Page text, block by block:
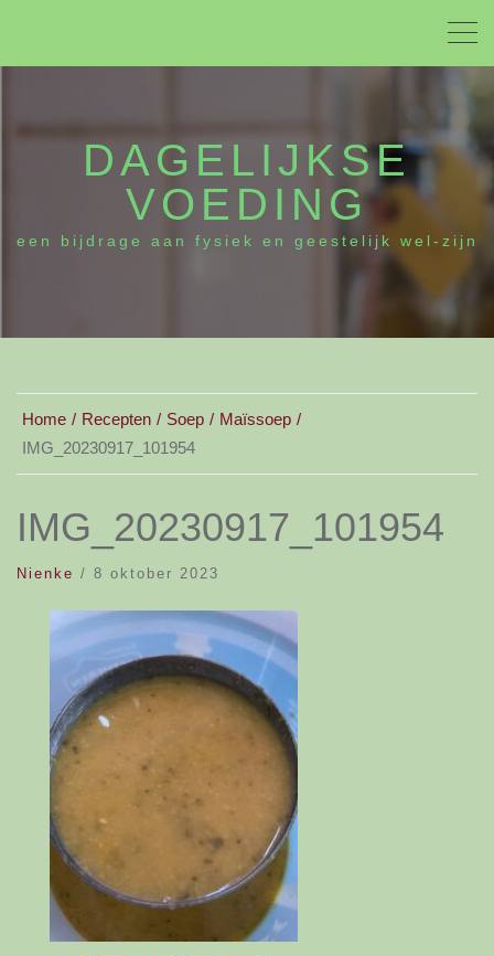
DAGELIJKSE
VOEDING
een bijdrage aan fysiek en geestelijk wel-zijn
Home Recepten Soep
Maïssoep
IMG_20230917_101954
IMG_20230917_101954
Nienke / 8 oktober 2023